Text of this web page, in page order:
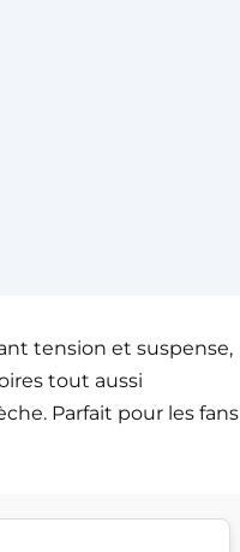
tension et suspense,
tout aussi
Parfait pour les fans